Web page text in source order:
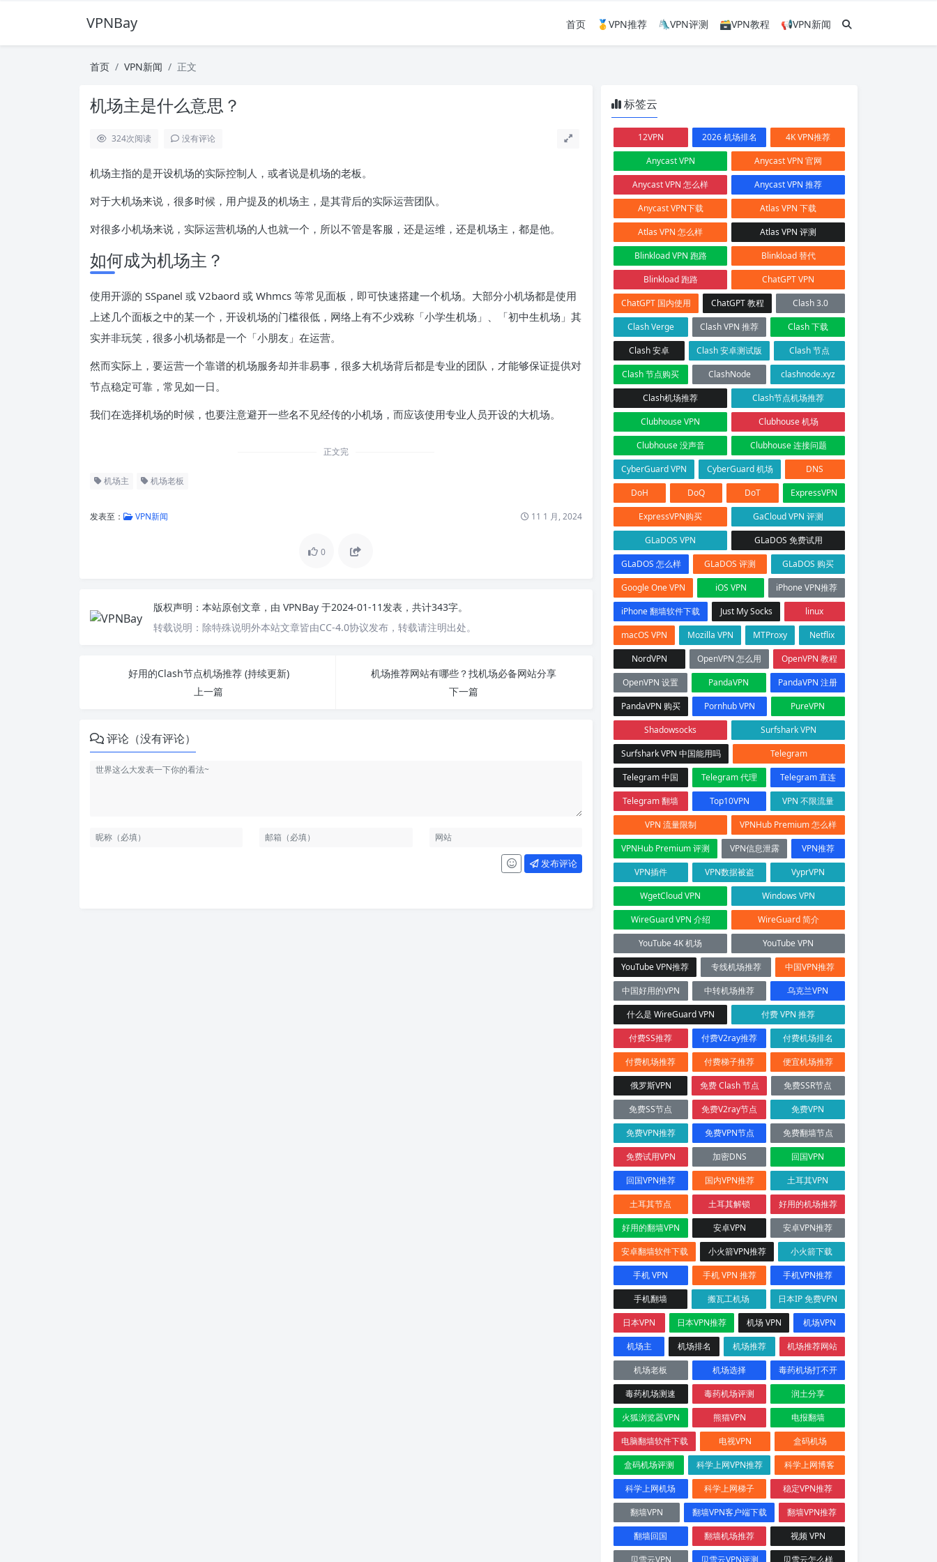
VPNBay 首页 🥇VPN推荐 🛝VPN评测 🗃VPN教程 📢VPN新闻
首页 VPN新闻 正文
机场主是什么意思？
324次阅读 没有评论
机场主指的是开设机场的实际控制人，或者说是机场的老板。
对于大机场来说，很多时候，用户提及的机场主，是其背后的实际运营团队。
对很多小机场来说，实际运营机场的人也就一个，所以不管是客服，还是运维，还是机场主，都是他。
如何成为机场主？
使用开源的 SSpanel 或 V2baord 或 Whmcs 等常见面板，即可快速搭建一个机场。大部分小机场都是使用
上述几个面板之中的某一个，开设机场的门槛很低，网络上有不少戏称「小学生机场」、「初中生机场」其
实并非玩笑，很多小机场都是一个「小朋友」在运营。
然而实际上，要运营一个靠谱的机场服务却并非易事，很多大机场背后都是专业的团队，才能够保证提供对
节点稳定可靠，常见如一日。
我们在选择机场的时候，也要注意避开一些名不见经传的小机场，而应该使用专业人员开设的大机场。
正文完
机场主 机场老板
发表至： VPN新闻 11 1 月, 2024
0
版权声明： 本站原创文章，由 VPNBay 于2024-01-11发表，共计343字。
转载说明： 除特殊说明外本站文章皆由CC-4.0协议发布，转载请注明出处。
好用的Clash节点机场推荐 (持续更新)
上一篇
机场推荐网站有哪些？找机场必备网站分享
下一篇
评论（没有评论）
发布评论
标签云
12VPN 2026 机场排名
4K VPN推荐
Anycast VPN
Anycast VPN 官网
Anycast VPN 怎么样
Anycast VPN 推荐
Anycast VPN下载
Atlas VPN 下载
Atlas VPN 怎么样
Atlas VPN 评测
Blinkload VPN 跑路
Blinkload 替代
Blinkload 跑路
ChatGPT VPN
ChatGPT 国内使用
ChatGPT 教程
Clash 3.0
Clash Verge
Clash VPN 推荐
Clash 下载
Clash 安卓
Clash 安卓测试版
Clash 节点
Clash 节点购买
ClashNode
clashnode.xyz
Clash机场推荐
Clash节点机场推荐
Clubhouse VPN
Clubhouse 机场
Clubhouse 没声音
Clubhouse 连接问题
CyberGuard VPN
CyberGuard 机场
DNS
DoH
DoQ DoT
ExpressVPN
ExpressVPN购买
GaCloud VPN 评测
GLaDOS VPN
GLaDOS 免费试用
GLaDOS 怎么样
GLaDOS 评测
GLaDOS 购买
Google One VPN
iOS VPN
iPhone VPN推荐
iPhone 翻墙软件下载
Just My Socks
linux
macOS VPN
Mozilla VPN MTProxy
Netflix
NordVPN
OpenVPN 怎么用
OpenVPN 教程
OpenVPN 设置
PandaVPN
PandaVPN 注册
PandaVPN 购买
Pornhub VPN
PureVPN
Shadowsocks
Surfshark VPN
Surfshark VPN 中国能用吗
Telegram
Telegram 中国
Telegram 代理
Telegram 直连
Telegram 翻墙
Top10VPN
VPN 不限流量
VPN 流量限制
VPNHub Premium 怎么样
VPNHub Premium 评测
VPN信息泄露
VPN推荐
VPN插件
VPN数据被盗
VyprVPN
WgetCloud VPN
Windows VPN
WireGuard VPN 介绍
WireGuard 简介
YouTube 4K 机场
YouTube VPN
YouTube VPN推荐
专线机场推荐
中国VPN推荐
中国好用的VPN
中转机场推荐
乌克兰VPN
什么是 WireGuard VPN
付费 VPN 推荐
付费SS推荐
付费V2ray推荐
付费机场排名
付费机场推荐
付费梯子推荐
便宜机场推荐
俄罗斯VPN
免费 Clash 节点
免费SSR节点
免费SS节点
免费V2ray节点
免费VPN
免费VPN推荐
免费VPN节点
免费翻墙节点
免费试用VPN
加密DNS
回国VPN
回国VPN推荐
国内VPN推荐
土耳其VPN
土耳其节点
土耳其解锁
好用的机场推荐
好用的翻墙VPN
安卓VPN
安卓VPN推荐
安卓翻墙软件下载
小火箭VPN推荐
小火箭下载
手机 VPN
手机 VPN 推荐
手机VPN推荐
手机翻墙
搬瓦工机场
日本IP 免费VPN
日本VPN
日本VPN推荐 机场 VPN
机场VPN
机场主
机场排名 机场推荐
机场推荐网站
机场老板
机场选择
毒药机场打不开
毒药机场测速
毒药机场评测
润土分享
火狐浏览器VPN
熊猫VPN
电报翻墙
电脑翻墙软件下载
电视VPN
盒码机场
盒码机场评测
科学上网VPN推荐
科学上网博客
科学上网机场
科学上网梯子
稳定VPN推荐
翻墙VPN
翻墙VPN客户端下载
翻墙VPN推荐
翻墙回国
翻墙机场推荐
视频 VPN
贝雪云VPN
贝雪云VPN评测 贝雪云怎么样